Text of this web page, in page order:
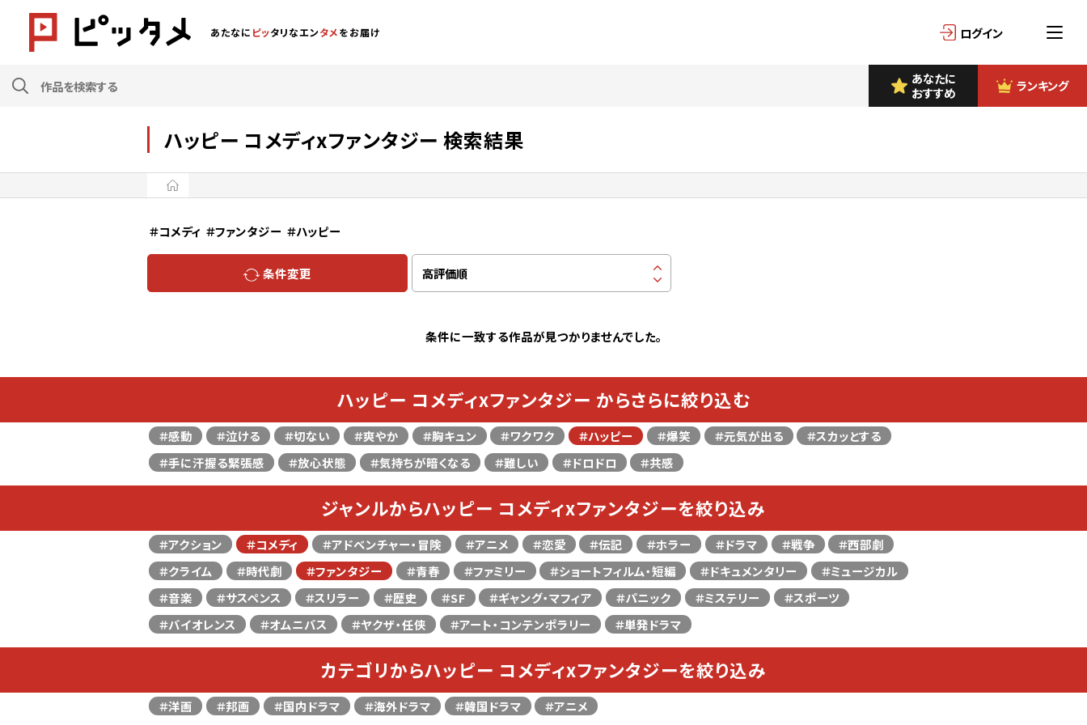
あたなに ピッタリなエンタメをお届け ログイン
あなたに
おすすめ
ランキング
ハッピー コメディxファンタジー 検索結果
＃コメディ ＃ファンタジー ＃ハッピー
条件変更
条件に一致する作品が見つかりませんでした。
ハッピー コメディxファンタジー からさらに絞り込む
＃感動 ＃泣ける ＃切ない ＃爽やか ＃胸キュン ＃ワクワク ＃ハッピー ＃爆笑 ＃元気が出る
＃スカッとする
＃手に汗握る緊張感
＃放心状態 ＃気持ちが暗くなる ＃難しい ＃ドロドロ ＃共感
ジャンルからハッピー コメディxファンタジーを絞り込み
＃アクション ＃コメディ ＃アドベンチャー・冒険 ＃アニメ ＃恋愛 ＃伝記 ＃ホラー ＃ドラマ ＃戦争
＃西部劇
＃クライム
＃時代劇 ＃ファンタジー ＃青春 ＃ファミリー ＃ショートフィルム・短編 ＃ドキュメンタリー
＃ミュージカル
＃音楽
＃サスペンス ＃スリラー ＃歴史 ＃SF ＃ギャング・マフィア ＃パニック ＃ミステリー
＃スポーツ
＃バイオレンス
＃オムニバス ＃ヤクザ・任侠 ＃アート・コンテンポラリー ＃単発ドラマ
カテゴリからハッピー コメディxファンタジーを絞り込み
＃洋画 ＃邦画 ＃国内ドラマ ＃海外ドラマ ＃韓国ドラマ ＃アニメ